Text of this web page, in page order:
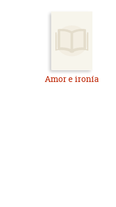
Amor e ironía